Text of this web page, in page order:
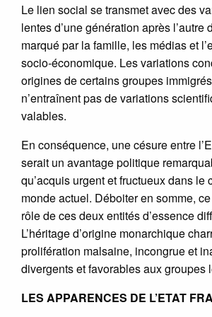
Le lien social se transmet avec des
lentes d’une génération après l’autre
marqué par la famille, les médias et
socio-économique. Les variations
origines de certains groupes
n’entraînent pas de variations
valables.
En conséquence, une césure entre
serait un avantage politique
qu’acquis urgent et fructueux dans le
monde actuel. Déboiter en somme,
rôle de ces deux entités d’essence
L’héritage d’origine monarchique
prolifération malsaine, incongrue et
divergents et favorables aux groupes
LES APPARENCES DE L’ETAT